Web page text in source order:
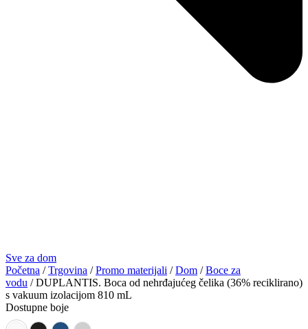
Sve za dom
Početna /Trgovina /Promo materijali /Dom /Boce za
vodu / DUPLANTIS. Boca od nehrđajućeg čelika (36% reciklirano)
s vakuum izolacijom 810 mL
Dostupne boje